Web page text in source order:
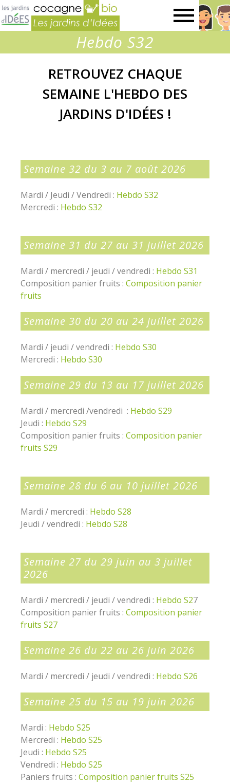
d’idées
Hebdo S32
RETROUVEZ CHAQUE
SEMAINE L'HEBDO DES
JARDINS D'IDÉES !
Semaine 32 du 3 au 7 août 2026
Mardi / Jeudi / Vendredi : Hebdo S32
Mercredi : Hebdo S32
Semaine 31 du 27 au 31 juillet 2026
Mardi / mercredi / jeudi / vendredi : Hebdo S31
Composition panier fruits : Composition panier
fruits
Semaine 30 du 20 au 24 juillet 2026
Mardi / jeudi / vendredi : Hebdo S30
Mercredi : Hebdo S30
Semaine 29 du 13 au 17 juillet 2026
Mardi / mercredi /vendredi : Hebdo S29
Jeudi : Hebdo S29
Composition panier fruits : Composition panier
fruits S29
Semaine 28 du 6 au 10 juillet 2026
Mardi / mercredi : Hebdo S28
Jeudi / vendredi : Hebdo S28
Semaine 27 du 29 juin au 3 juillet
2026
Mardi / mercredi / jeudi / vendredi : Hebdo S27
Composition panier fruits : Composition panier
fruits S27
Semaine 26 du 22 au 26 juin 2026
Mardi / mercredi / jeudi / vendredi : Hebdo S26
Semaine 25 du 15 au 19 juin 2026
Mardi : Hebdo S25
Mercredi : Hebdo S25
Jeudi : Hebdo S25
Vendredi : Hebdo S25
Paniers fruits : Composition panier fruits S25